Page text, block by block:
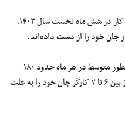
بر اساس آمارهای ارائه شده از سوی وزارت کار در شش ماه نخست سال ۱۴۰۳،
این گزارش نشان می‌هد در این بازه زمانی بطور متوسط در هر ماه حدود ۱۸۰
کارگر، هر هفته نزدیک به ۴۵ کارگر و هر روز بین ۶ تا ۷ کارگر جان خود را به علت